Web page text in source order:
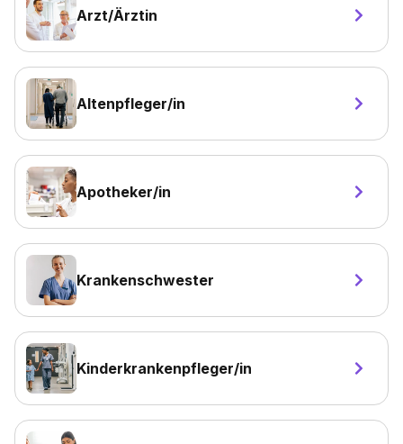
Arzt/Ärztin
Altenpfleger/in
Apotheker/in
Krankenschwester
Kinderkrankenpfleger/in